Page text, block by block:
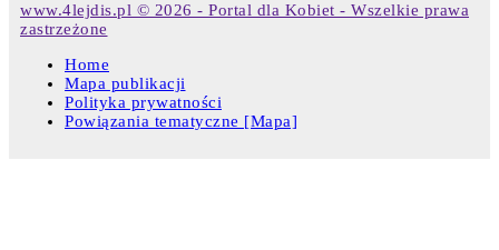
www.4lejdis.pl © 2026 - Portal dla Kobiet - Wszelkie prawa
zastrzeżone
Home
Mapa publikacji
Polityka prywatności
Powiązania tematyczne [Mapa]